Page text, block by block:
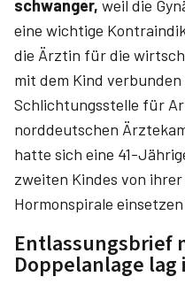
schwanger, weil die
eine wichtige
die Ärztin für die
mit dem Kind
Schlichtungsstelle für
norddeutschen
hatte sich eine 41-
zweiten Kindes von ihrer
Hormonspirale einsetzen
Entlassungsbrief
Doppelanlage lag